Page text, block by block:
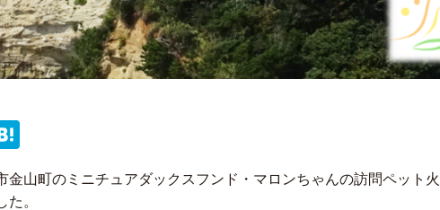
at
e
金山町のミニチュアダックスフンド・マロンちゃんの訪問ペット火
。